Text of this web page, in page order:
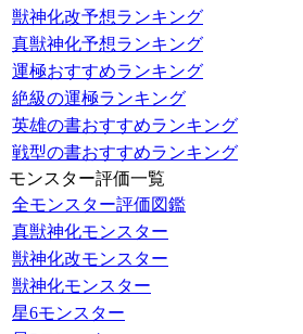
獣神化改予想ランキング
真獣神化予想ランキング
運極おすすめランキング
絶級の運極ランキング
英雄の書おすすめランキング
戦型の書おすすめランキング
モンスター評価一覧
全モンスター評価図鑑
真獣神化モンスター
獣神化改モンスター
獣神化モンスター
星6モンスター